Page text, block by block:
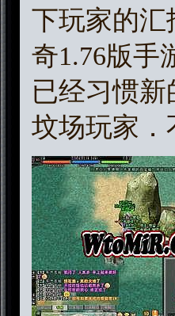
下玩家的
奇1.76版手
已经习惯
坟场玩家．